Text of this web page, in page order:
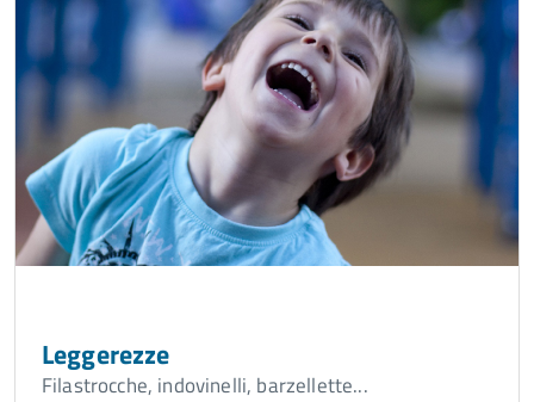
Leggerezze
Filastrocche, indovinelli, barzellette...